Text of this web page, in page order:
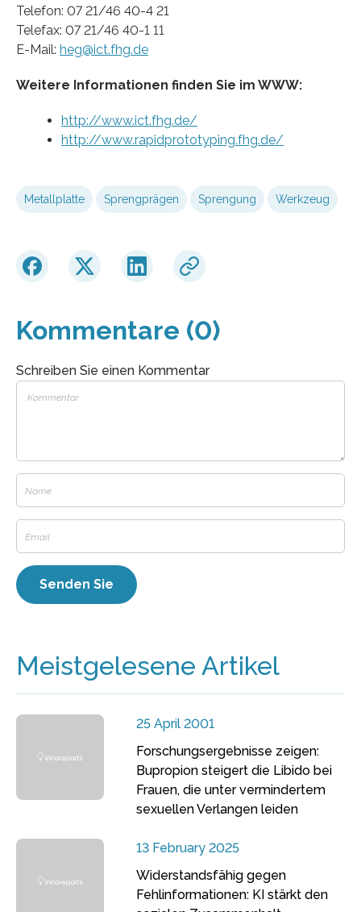
Telefon: 07 21/46 40-4 21
Telefax: 07 21/46 40-1 11
E-Mail: heg@ict.fhg.de
Weitere Informationen finden Sie im WWW:
http://www.ict.fhg.de/
http://www.rapidprototyping.fhg.de/
Metallplatte Sprengprägen Sprengung Werkzeug
Kommentare (0)
Schreiben Sie einen Kommentar
Meistgelesene Artikel
25 April 2001
Forschungsergebnisse zeigen:
Bupropion steigert die Libido bei
Frauen, die unter vermindertem
sexuellen Verlangen leiden
13 February 2025
Widerstandsfähig gegen
Fehlinformationen: KI stärkt den